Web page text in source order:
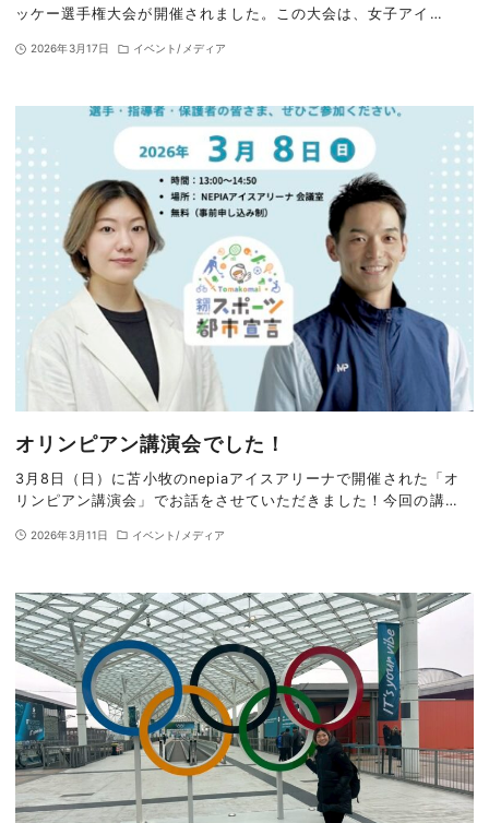
ッケー選手権大会が開催されました。この大会は、女子アイ…
2026年3月17日 イベント/メディア
オリンピアン講演会でした！
3月8日（日）に苫小牧のnepiaアイスアリーナで開催された「オ
リンピアン講演会」でお話をさせていただきました！今回の講…
2026年3月11日 イベント/メディア